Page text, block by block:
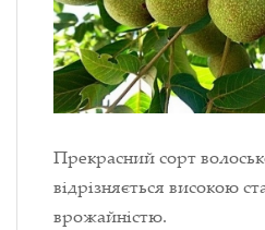
Прекрасний сорт
відрізняється високою
врожайністю.